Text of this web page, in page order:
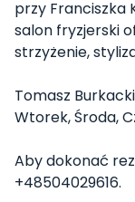
przy Franciszka
salon fryzjerski
strzyżenie,
Tomasz
Wtorek, Środa,
Aby dokonać
+48504029616.